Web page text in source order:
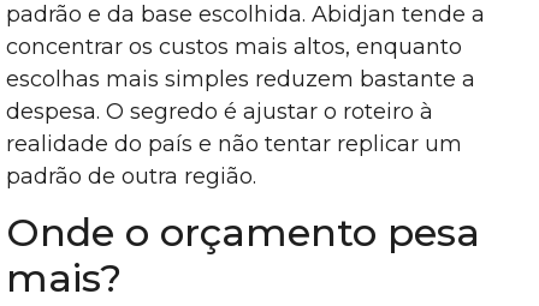
padrão e da base escolhida. Abidjan tende a
concentrar os custos mais altos, enquanto
escolhas mais simples reduzem bastante a
despesa. O segredo é ajustar o roteiro à
realidade do país e não tentar replicar um
padrão de outra região.
Onde o orçamento pesa
mais?